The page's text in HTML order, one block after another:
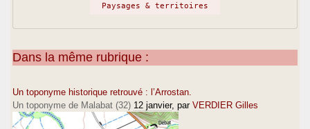
Paysages & territoires
Dans la même rubrique :
Un toponyme historique retrouvé : l’Arrostan.
Un toponyme de Malabat (32) 12 janvier, par VERDIER Gilles